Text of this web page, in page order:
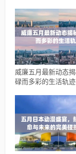
威廉五月最新动态
碌而多彩的生活轨迹